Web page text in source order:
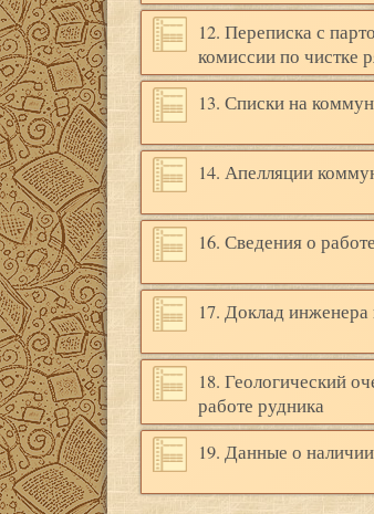
12. Переписка с
комиссии по чистке
13. Списки на
14. Апелляции
16. Сведения о
17. Доклад инженера
18. Геологический
работе рудника
19. Данные о